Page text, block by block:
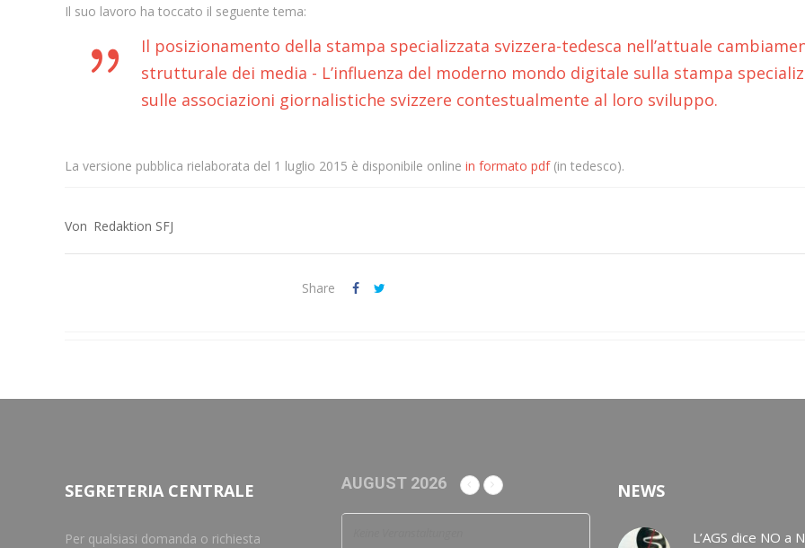
Il suo lavoro ha toccato il seguente tema:
Il posizionamento della stampa specializzata svizzera-tedesca nell’attuale
strutturale dei media - L’influenza del moderno mondo digitale sulla stampa
sulle associazioni giornalistiche svizzere contestualmente al loro sviluppo.
La versione pubblica rielaborata del 1 luglio 2015 è disponibile online in formato pdf(in tedesco).
Redaktion SFJ
Share
SEGRETERIA CENTRALE
Per qualsiasi domanda o richiesta
AUGUST 2026 NEWS
L’AGS dice NO a